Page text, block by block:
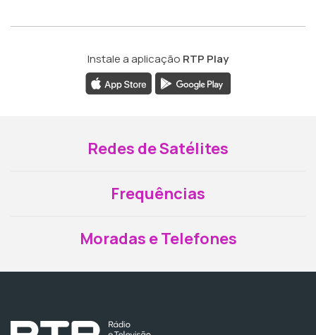
Instale a aplicação RTP Play
Redes de Satélites
Frequências
Moradas e Telefones